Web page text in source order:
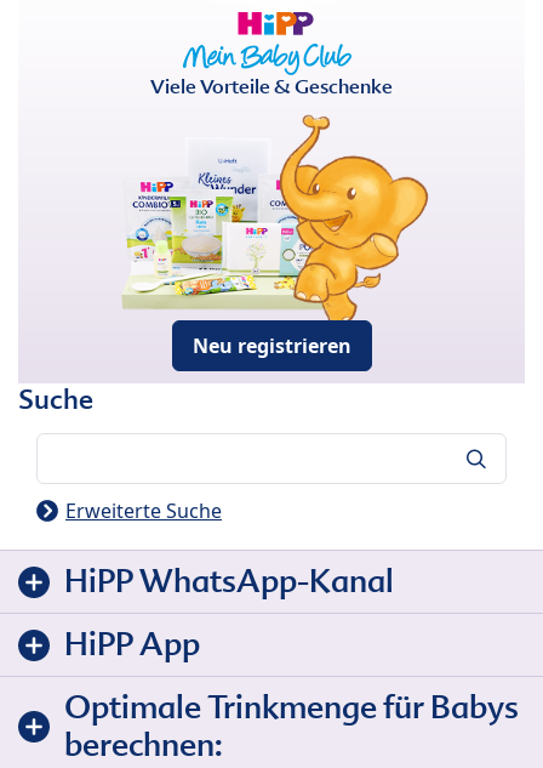
Viele Vorteile & Geschenke
Neu registrieren
Suche
Erweiterte Suche
HiPP WhatsApp-Kanal
HiPP App
Optimale Trinkmenge für Babys
berechnen: